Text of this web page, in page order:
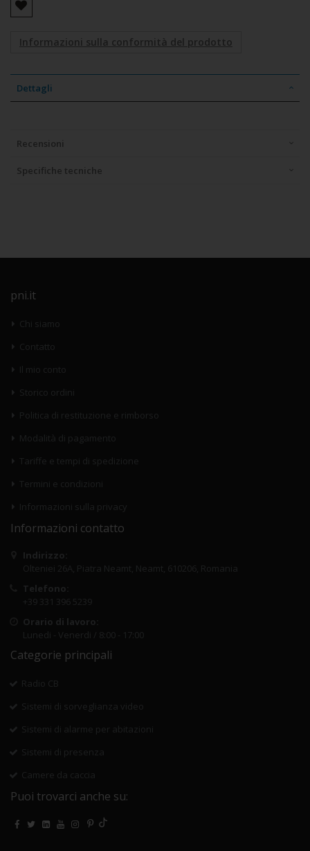
Informazioni sulla conformità del prodotto
Dettagli
Recensioni
Specifiche tecniche
pni.it
Chi siamo
Contatto
Il mio conto
Storico ordini
Politica di restituzione e rimborso
Modalità di pagamento
Tariffe e tempi di spedizione
Termini e condizioni
Informazioni sulla privacy
Informazioni contatto
Indirizzo:
Olteniei 26A, Piatra Neamt, Neamt, 610206, Romania
Telefono:
+39 331 396 5239
Orario di lavoro:
Lunedi - Venerdi / 8:00 - 17:00
Categorie principali
Radio CB
Sistemi di sorveglianza video
Sistemi di alarme per abitazioni
Sistemi di presenza
Camere da caccia
Puoi trovarci anche su: